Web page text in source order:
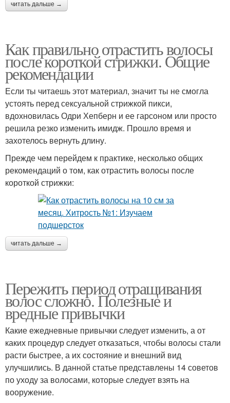
читать дальше →
Как правильно отрастить волосы
после короткой стрижки. Общие
рекомендации
Если ты читаешь этот материал, значит ты не смогла
устоять перед сексуальной стрижкой пикси,
вдохновилась Одри Хепберн и ее гарсоном или просто
решила резко изменить имидж. Прошло время и
захотелось вернуть длину.
Прежде чем перейдем к практике, несколько общих
рекомендаций о том, как отрастить волосы после
короткой стрижки:
читать дальше →
Пережить период отращивания
волос сложно. Полезные и
вредные привычки
Какие ежедневные привычки следует изменить, а от
каких процедур следует отказаться, чтобы волосы стали
расти быстрее, а их состояние и внешний вид
улучшились. В данной статье представлены 14 советов
по уходу за волосами, которые следует взять на
вооружение.